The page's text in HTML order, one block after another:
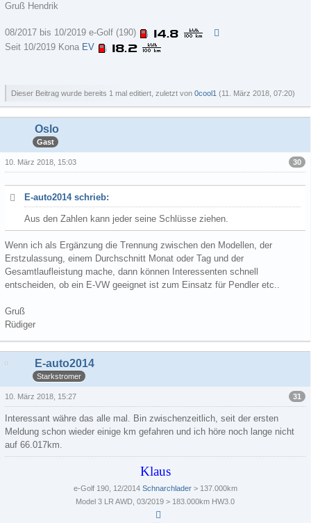
Gruß Hendrik
08/2017 bis 10/2019 e-Golf (190)
Seit 10/2019 Kona EV
Dieser Beitrag wurde bereits 1 mal editiert, zuletzt von 0cool1 (11. März 2018, 07:20)
Oslo
Gast
30
10. März 2018, 15:03
E-auto2014 schrieb:
Aus den Zahlen kann jeder seine Schlüsse ziehen.
Wenn ich als Ergänzung die Trennung zwischen den Modellen, der
Erstzulassung, einem Durchschnitt Monat oder Tag und der
Gesamtlaufleistung mache, dann können Interessenten schnell
entscheiden, ob ein E-VW geeignet ist zum Einsatz für Pendler etc..
Gruß
Rüdiger
E-auto2014
Starkstromer
31
10. März 2018, 15:27
Interessant währe das alle mal. Bin zwischenzeitlich, seit der ersten
Meldung schon wieder einige km gefahren und ich höre noch lange nicht
auf 66.017km.
Klaus
e-Golf 190, 12/2014 Schnarchlader> 137.000km
Model 3 LR AWD, 03/2019 > 183.000km HW3.0